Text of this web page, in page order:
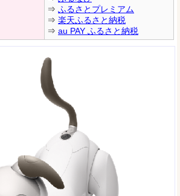
⇒ ふるさとプレミアム
⇒ 楽天ふるさと納税
⇒ au PAY ふるさと納税